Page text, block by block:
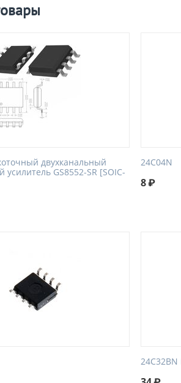
двухканальный
GS8552-SR [SOIC-
24C04N
8₽